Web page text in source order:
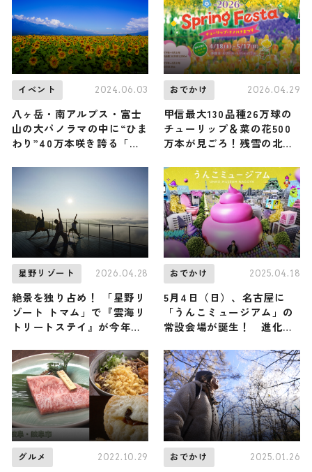
イベント 2024.06.03
八ヶ岳・南アルプス・富士
山の大パノラマの中に“ひま
わり”40万本咲き誇る「北
ス2024」開催
おでかけ 2026.04.29
甲信最大130品種26万球の
チューリップ＆菜の花500
万本が見ごろ！残雪の北ア
プスあづみの公園 / 長野県
星野リゾート 2026.04.28
絶景を独り占め！ 「星野リ
ゾート トマム」で『雲海リ
トリートステイ』が今年も
ヨガで心身をととのえる安
らぎの滞在｜北海道
おでかけ 2025.04.18
5月4日（日）、名古屋に
「うんこミュージアム」の
常設会場が誕生！ 進化し
メ空間を楽しみつくそう
グルメ 2022.10.29 おでかけ 2025.01.26